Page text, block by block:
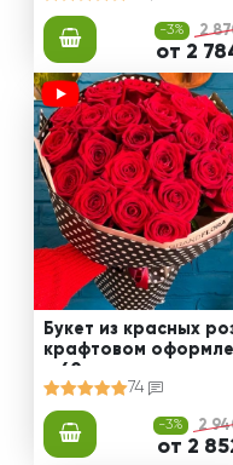
-3% 2
от 2
Букет из красных
крафтовом
и 60 см
74
-3% 2
от 2